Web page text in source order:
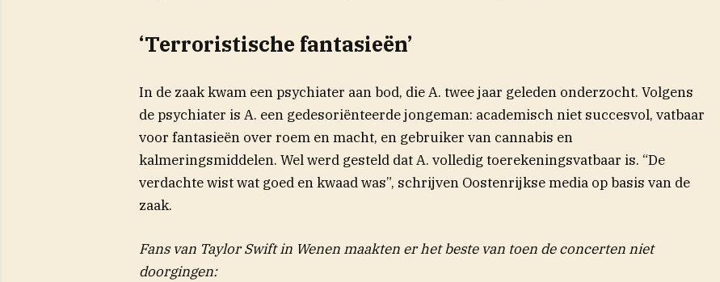
‘Terroristische fantasieën’
In de zaak kwam een psychiater aan bod, die A. twee jaar geleden onderzocht. Volgens
de psychiater is A. een gedesoriënteerde jongeman: academisch niet succesvol, vatbaar
voor fantasieën over roem en macht, en gebruiker van cannabis en
kalmeringsmiddelen. Wel werd gesteld dat A. volledig toerekeningsvatbaar is. “De
verdachte wist wat goed en kwaad was”, schrijven Oostenrijkse media op basis van de
zaak.
Fans van Taylor Swift in Wenen maakten er het beste van toen de concerten niet
doorgingen: